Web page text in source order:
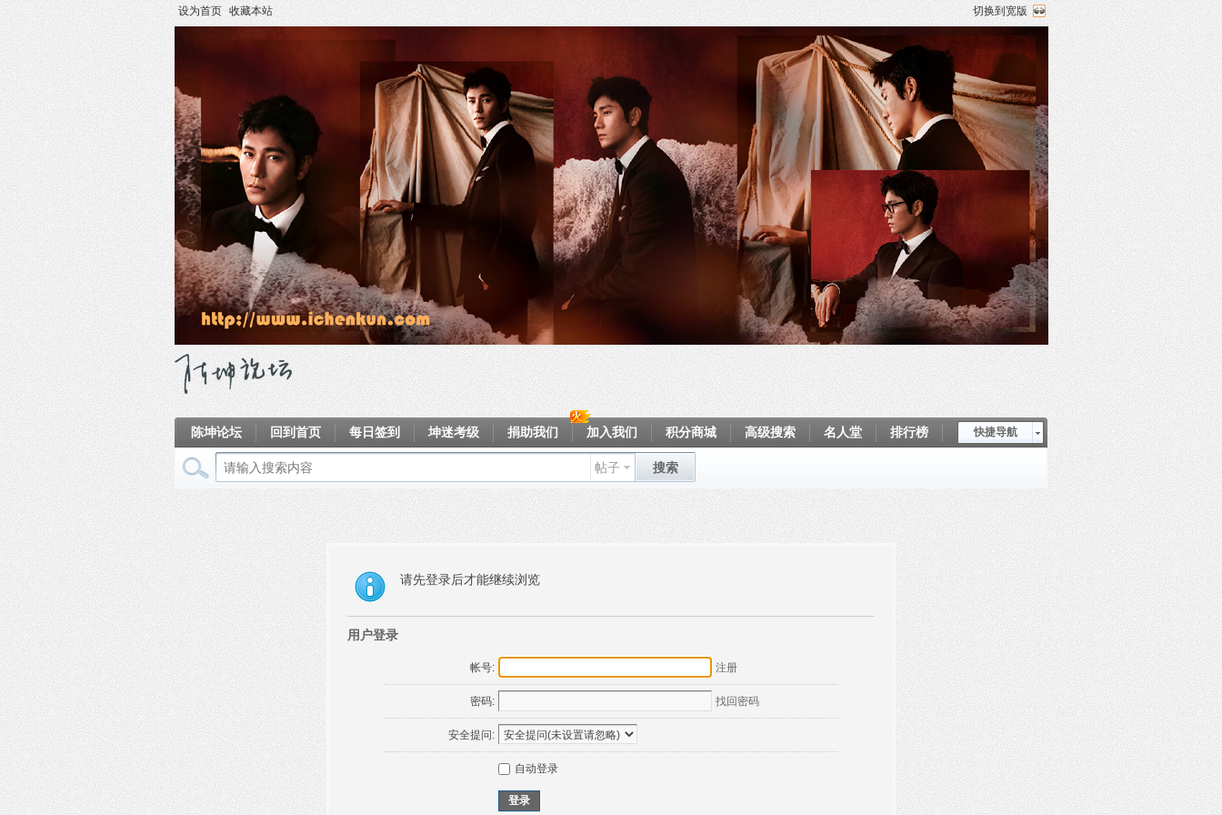
设为首页 收藏本站 切换到宽版
快捷导航
陈坤论坛 回到首页 每日签到 坤迷考级 捐助我们 加入我们 积分商城 高级搜索 名人堂
排行榜
帖子 搜索
请先登录后才能继续浏览
用户登录
帐号: 注册
密码: 找回密码
安全提问:
自动登录
登录